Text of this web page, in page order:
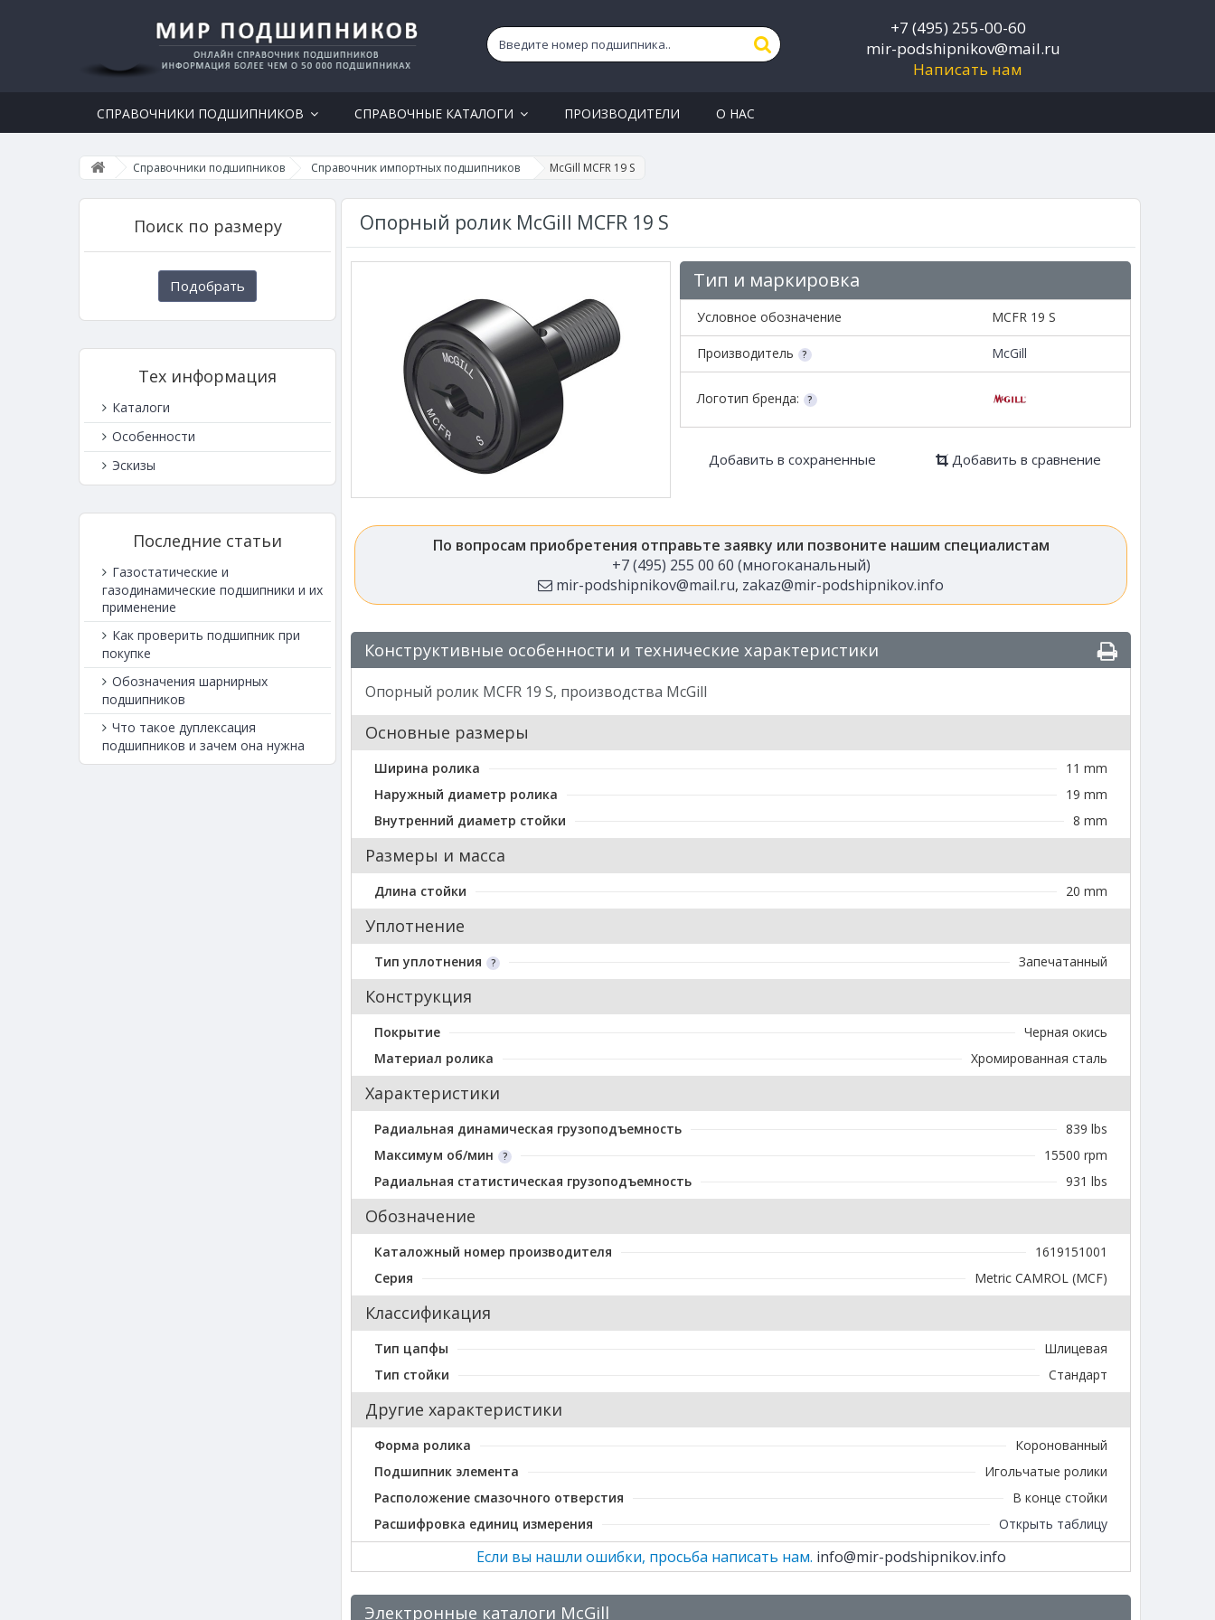
+7 (495) 255-00-60
mir-podshipnikov@mail.ru
Написать нам
СПРАВОЧНИКИ ПОДШИПНИКОВ СПРАВОЧНЫЕ КАТАЛОГИ ПРОИЗВОДИТЕЛИ О НАС
Справочники подшипников Справочник импортных подшипников McGill MCFR 19 S
Поиск по размеру
Подобрать
Тех информация
Каталоги
Особенности
Эскизы
Последние статьи
Газостатические и
газодинамические подшипники и их
применение
Как проверить подшипник при
покупке
Обозначения шарнирных
подшипников
Что такое дуплексация
подшипников и зачем она нужна
Опорный ролик McGill MCFR 19 S
Тип и маркировка
Условное обозначение MCFR 19 S
Производитель McGill
Логотип бренда:
Добавить в сохраненные Добавить в сравнение
По вопросам приобретения отправьте заявку или позвоните нашим специалистам
+7 (495) 255 00 60 (многоканальный)
mir-podshipnikov@mail.ru, zakaz@mir-podshipnikov.info
Конструктивные особенности и технические характеристики
Опорный ролик MCFR 19 S, производства McGill
Основные размеры
Ширина ролика
11 mm
Наружный диаметр ролика
19 mm
Внутренний диаметр стойки
8 mm
Размеры и масса
Длина стойки 20 mm
Уплотнение
Тип уплотнения Запечатанный
Конструкция
Покрытие
Черная окись
Материал ролика
Хромированная сталь
Характеристики
Радиальная динамическая грузоподъемность
839 lbs
Максимум об/мин
15500 rpm
Радиальная статистическая грузоподъемность
931 lbs
Обозначение
Каталожный номер производителя
1619151001
Серия
Metric CAMROL (MCF)
Классификация
Тип цапфы
Шлицевая
Тип стойки
Стандарт
Другие характеристики
Форма ролика
Коронованный
Подшипник элемента
Игольчатые ролики
Расположение смазочного отверстия
В конце стойки
Расшифровка единиц измерения
Открыть таблицу
Если вы нашли ошибки, просьба написать нам. info@mir-podshipnikov.info
Электронные каталоги McGill